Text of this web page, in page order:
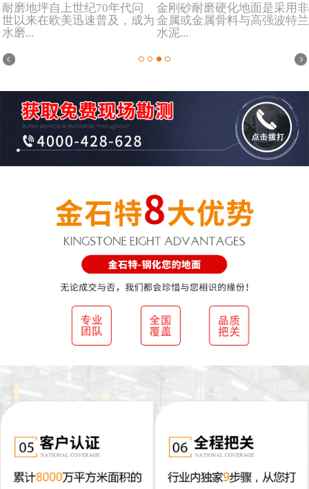
耐磨地坪自上世纪70年代问
世以来在欧美迅速普及，成为
水磨...
金刚砂耐磨硬化地面是采用非
金属或金属骨料与高强波特兰
水泥...